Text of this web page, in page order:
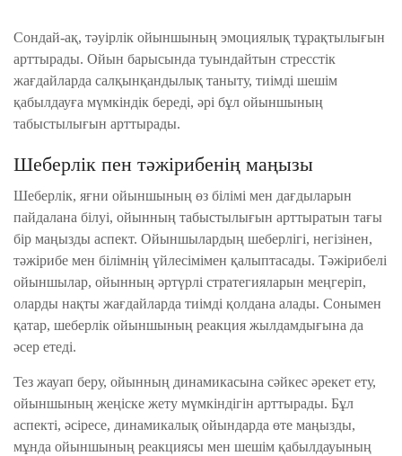
Сондай-ақ, тәуірлік ойыншының эмоциялық тұрақтылығын
арттырады. Ойын барысында туындайтын стресстік
жағдайларда салқынқандылық таныту, тиімді шешім
қабылдауға мүмкіндік береді, әрі бұл ойыншының
табыстылығын арттырады.
Шеберлік пен тәжірибенің маңызы
Шеберлік, яғни ойыншының өз білімі мен дағдыларын
пайдалана білуі, ойынның табыстылығын арттыратын тағы
бір маңызды аспект. Ойыншылардың шеберлігі, негізінен,
тәжірибе мен білімнің үйлесімімен қалыптасады. Тәжірибелі
ойыншылар, ойынның әртүрлі стратегияларын меңгеріп,
оларды нақты жағдайларда тиімді қолдана алады. Сонымен
қатар, шеберлік ойыншының реакция жылдамдығына да
әсер етеді.
Тез жауап беру, ойынның динамикасына сәйкес әрекет ету,
ойыншының жеңіске жету мүмкіндігін арттырады. Бұл
аспекті, әсіресе, динамикалық ойындарда өте маңызды,
мұнда ойыншының реакциясы мен шешім қабылдауының